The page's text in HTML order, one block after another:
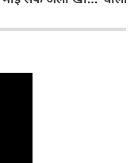
शादी की खबर,